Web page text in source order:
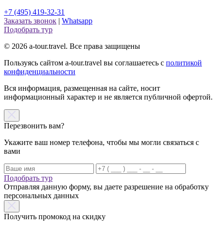
+7 (495) 419-32-31
Заказать звонок | Whatsapp
Подобрать тур
© 2026 a-tour.travel. Все права защищены
Пользуясь сайтом a-tour.travel вы соглашаетесь с политикой
конфиденциальности
Вся информация, размещенная на сайте, носит
информационный характер и не является публичной офертой.
Перезвонить вам?
Укажите ваш номер телефона, чтобы мы могли связаться с
вами
Подобрать тур
Отправляя данную форму, вы даете разрешение на обработку
персональных данных
Получить промокод на скидку